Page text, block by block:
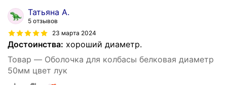
Татьяна А.
5 отзывов
23 марта 2024
Достоинства: хороший диаметр.
Товар — Оболочка для колбасы белковая диаметр
50мм цвет лук